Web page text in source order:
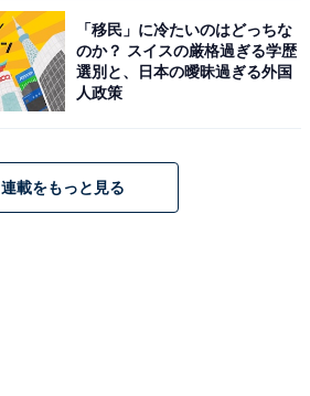
「移民」に冷たいのはどっちな
のか？ スイスの厳格過ぎる学歴
選別と、日本の曖昧過ぎる外国
人政策
連載をもっと見る